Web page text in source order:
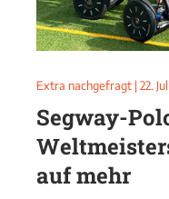
Extra nachgefragt | 22.
Segway-
auf mehr